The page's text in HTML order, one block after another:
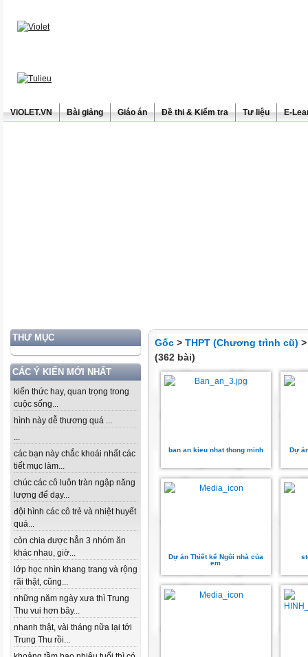
ViOLET.VN Bài giảng Giáo án Đề thi & Kiểm tra Tư liệu E-
THƯ MỤC
CÁC Ý KIẾN MỚI NHẤT
kiến thức hay, quan trọng trong
cuộc sống...
hình này dễ thương quá ...
...
các bạn này chắc khoái nhất các
tiết mục làm...
chúc các cô luôn tràn ngập năng
lượng để dạy...
đội hình các cô trẻ và nhiệt huyết
quá...
còn chia được hẳn 3 nhóm ăn
khác nhau, giờ...
lớp học nhìn khang trang và rộng
rãi thật, cũng...
những năm ngày xưa thì Trung
Thu vui hơn bây...
nhanh thật, vài tháng nữa lại tới
Trung Thu rồi...
Gốc > THPT (Chương trình cũ)
(362 bài)
ban an kieu nhat thong minh Dự
Dự án Thiết kế Ngôi nhà của
em